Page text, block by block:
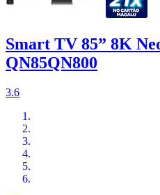
Smart TV 85” 8K
QN85QN800
3.6